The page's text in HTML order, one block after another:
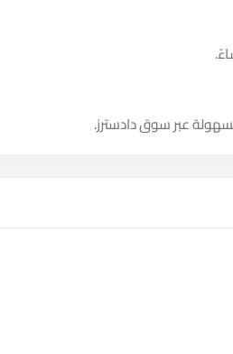
عبر سوق دادسترز.